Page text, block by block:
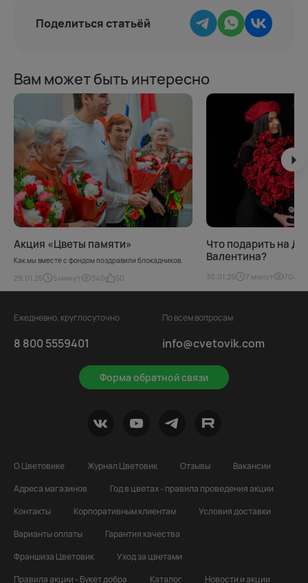
Поделиться статьёй
Вам может быть интересно
Акция «Цветы памяти»
Как мы вместе с фондом поздравили блокадников.
29.01.25 5 минут 340 50
Что подарить на
Валентина?
30.01.25 7 минут 704
Ежедневно, круглосуточно
8 800 5559401
Форма обратной связи
По всем вопросам
info@cvetovik.com
О Цветовике Журнал Цветовик Отзывы
Вакансии
Адреса магазинов
Год в цветах - правила проведения акции
Контакты
Корпоративным клиентам
Условия доставки
Варианты оплаты
Гарантия качества
Франшиза Цветовик
Уход за цветами
Правила акции - Букет добра
Каталог Новости и акции